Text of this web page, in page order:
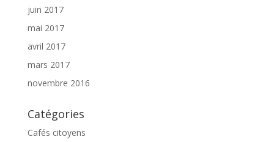
juin 2017
mai 2017
avril 2017
mars 2017
novembre 2016
Catégories
Cafés citoyens